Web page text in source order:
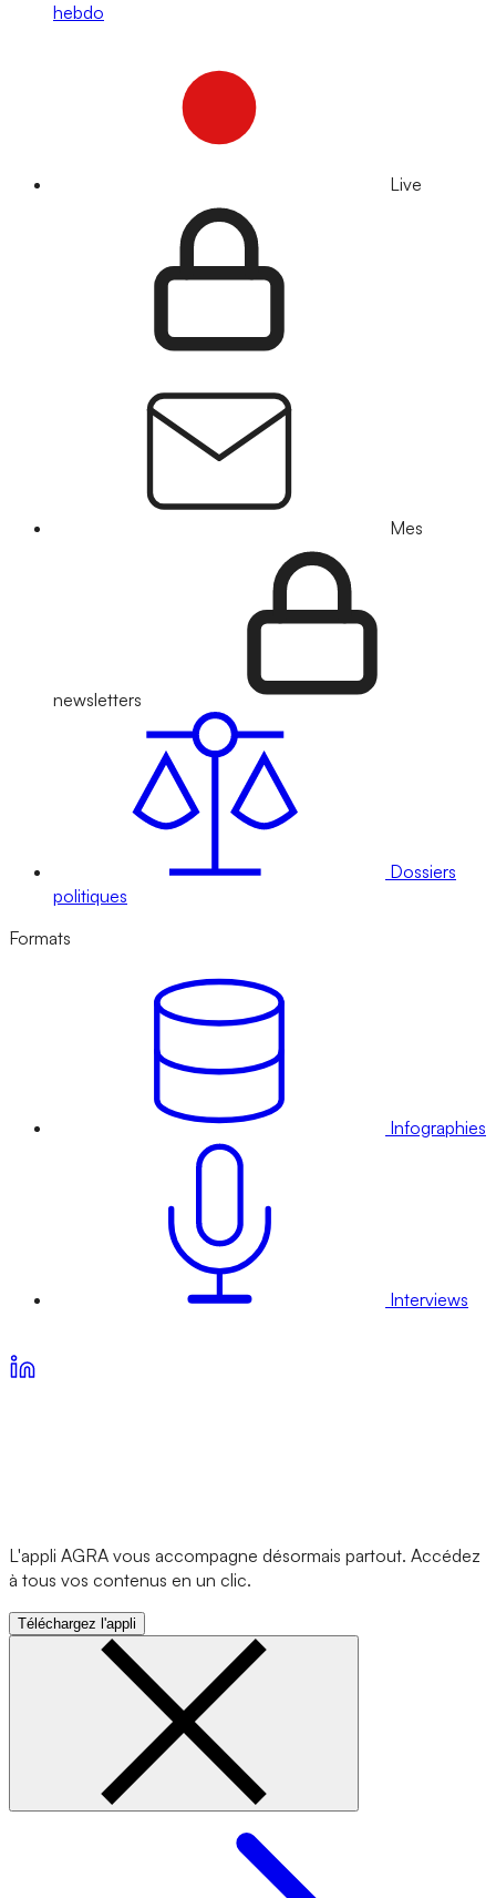
hebdo
Live
Mes
newsletters
Dossiers
politiques
Formats
Infographies
Interviews
L'appli AGRA vous accompagne désormais partout. Accédez
à tous vos contenus en un clic.
Téléchargez l'appli